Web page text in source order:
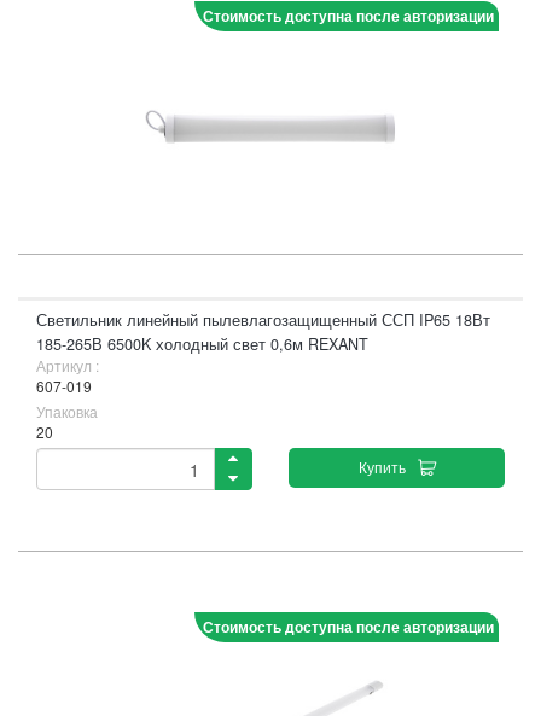
Стоимость доступна после авторизации
Светильник линейный пылевлагозащищенный ССП IP65 18Вт
185-265В 6500K холодный свет 0,6м REXANT
Артикул :
607-019
Упаковка
20
Купить
Стоимость доступна после авторизации